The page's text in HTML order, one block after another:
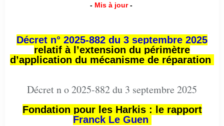
- Mis à jour -
Décret n° 2025-882 du 3 septembre 2025
relatif à l’extension du périmètre
d’application du mécanisme de réparation
Décret n o 2025-882 du 3 septembre 2025
Fondation pour les Harkis : le rapport
Franck Le Guen